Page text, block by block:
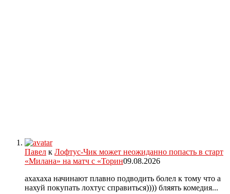
Павел к Лофтус-Чик может неожиданно попасть в старт
«Милана» на матч с «Торин09.08.2026
ахахаха начинают плавно подводить болел к тому что а
нахуй покупать лохтус справиться)))) бляять комедия...